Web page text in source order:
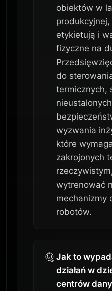
obiektów w
etykietują i
fizyczne na
do
termicznych,
wyzwania
które
zakrojonych
wytrenować
mechanizmy
robotów.
Jak to
działań w
centrów